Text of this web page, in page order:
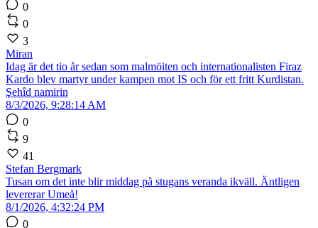
0
0
3
Miran
Idag är det tio år sedan som malmöiten och internationalisten Firaz
Kardo blev martyr under kampen mot IS och för ett fritt Kurdistan.
Şehîd namirin
8/3/2026, 9:28:14 AM
0
9
41
Stefan Bergmark
Tusan om det inte blir middag på stugans veranda ikväll. Äntligen
levererar Umeå!
8/1/2026, 4:32:24 PM
0